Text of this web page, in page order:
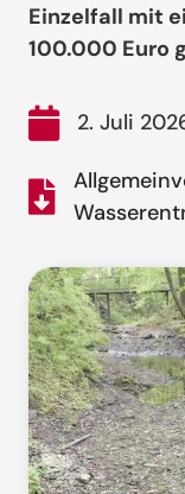
Einzelfall mit
100.000 Euro
2. Juli